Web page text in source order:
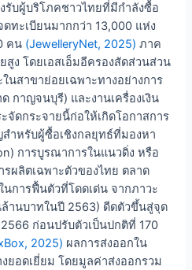
รับผู้บริโภคชาวไทยที่มีกำลังซื้อ
ทะเบียนมากกว่า 13,000 แห่ง
คน (JewelleryNet, 2025) ภาค
ง โดยเอสเอ็มอีครองสัดส่วนส่วน
สาขาย่อยเฉพาะทางอย่างการ
กาญจนบุรี) และงานเครื่องเงิน
จัดกระจายนี้ก่อให้เกิดโอกาสการ
ำหรับผู้ซื้อเชิงกลยุทธ์ที่มองหา
การบูรณาการในแนวดิ่ง หรือ
ผลิตเฉพาะตัวของไทย ตลาด
นการฟื้นตัวที่โดดเด่น จากภาวะ
านบาทในปี 2563) ดีดตัวขึ้นสู่จุด
ก่อนปรับตัวเป็นปกติที่ 170
2025) ผลการส่งออกใน
ยอดเยี่ยม โดยมูลค่าส่งออกรวม